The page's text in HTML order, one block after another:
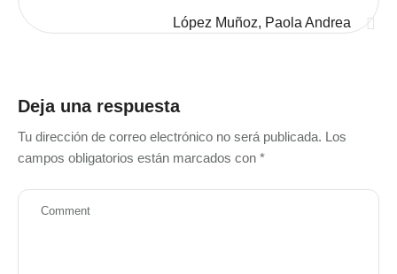
López Muñoz, Paola Andrea
Deja una respuesta
Tu dirección de correo electrónico no será publicada. Los
campos obligatorios están marcados con *